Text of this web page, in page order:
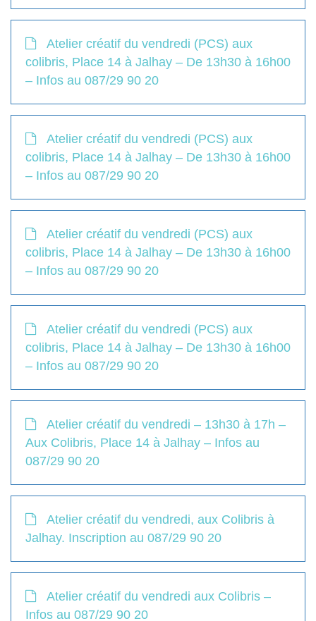
Atelier créatif du vendredi (PCS) aux
colibris, Place 14 à Jalhay – De 13h30 à 16h00
– Infos au 087/29 90 20
Atelier créatif du vendredi (PCS) aux
colibris, Place 14 à Jalhay – De 13h30 à 16h00
– Infos au 087/29 90 20
Atelier créatif du vendredi (PCS) aux
colibris, Place 14 à Jalhay – De 13h30 à 16h00
– Infos au 087/29 90 20
Atelier créatif du vendredi (PCS) aux
colibris, Place 14 à Jalhay – De 13h30 à 16h00
– Infos au 087/29 90 20
Atelier créatif du vendredi – 13h30 à 17h –
Aux Colibris, Place 14 à Jalhay – Infos au
087/29 90 20
Atelier créatif du vendredi, aux Colibris à
Jalhay. Inscription au 087/29 90 20
Atelier créatif du vendredi aux Colibris –
Infos au 087/29 90 20